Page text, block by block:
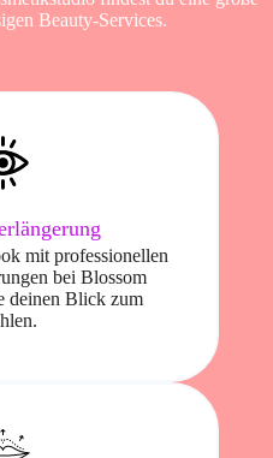
Beauty-Services.
mit professionellen
bei Blossom
deinen Blick zum